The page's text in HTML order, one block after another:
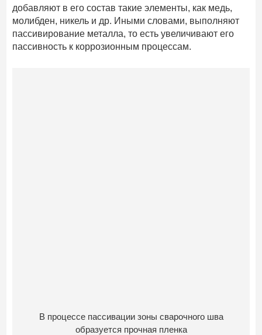
добавляют в его состав такие элементы, как медь,
молибден, никель и др. Иными словами, выполняют
пассивирование металла, то есть увеличивают его
пассивность к коррозионным процессам.
В процессе пассивации зоны сварочного шва
образуется прочная пленка